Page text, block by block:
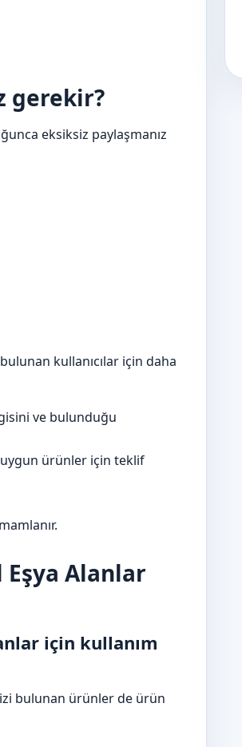
gerekir?
eksiksiz paylaşmanız
kullanıcılar için daha
ve bulunduğu
ürünler için teklif
Alanlar
için kullanım
bulunan ürünler de ürün